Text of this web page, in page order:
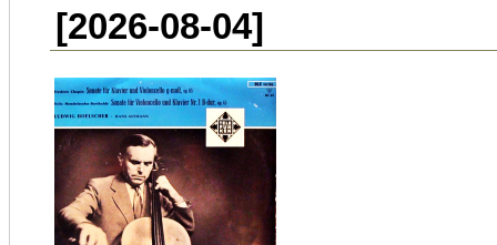
[2026-08-04]